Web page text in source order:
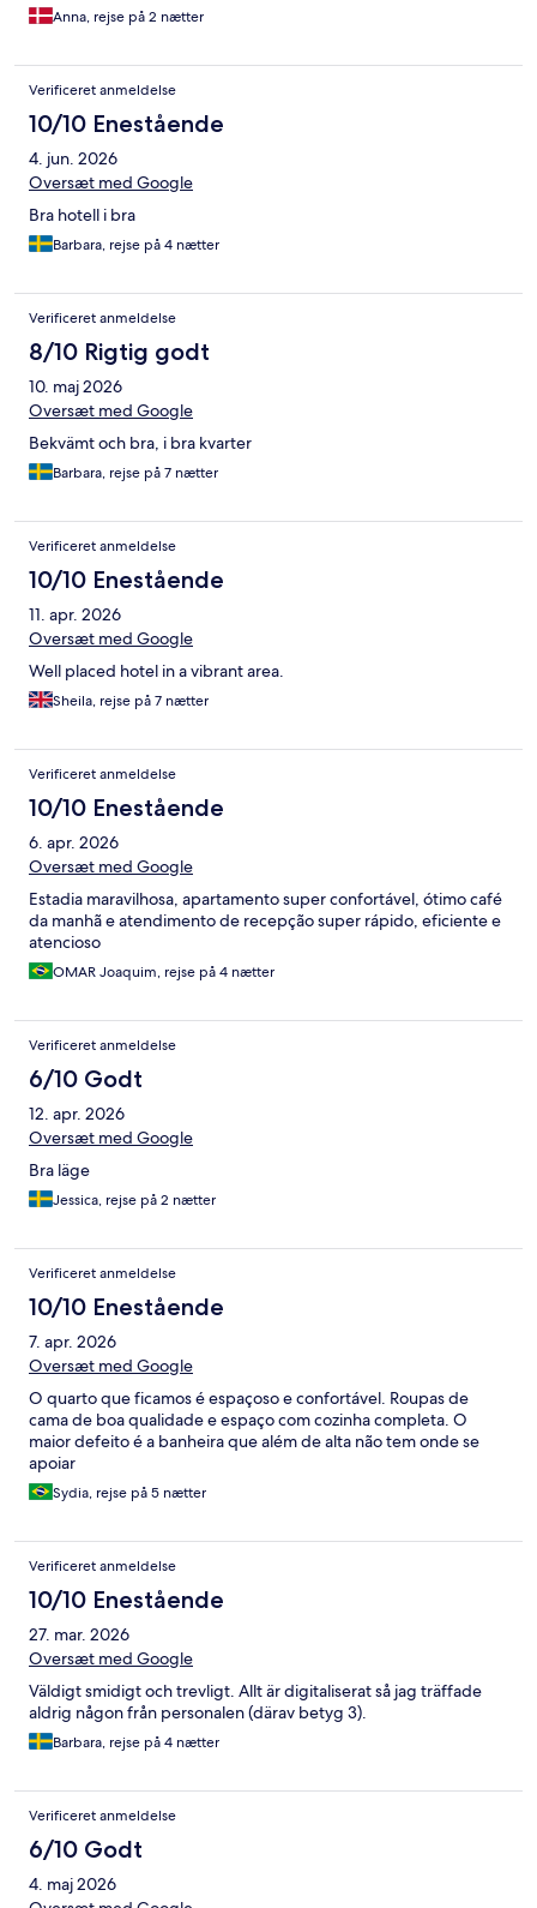
Anna, rejse på 2 nætter
Verificeret anmeldelse
10/10 Enestående
4. jun. 2026
Oversæt med Google
Bra hotell i bra
Barbara, rejse på 4 nætter
Verificeret anmeldelse
8/10 Rigtig godt
10. maj 2026
Oversæt med Google
Bekvämt och bra, i bra kvarter
Barbara, rejse på 7 nætter
Verificeret anmeldelse
10/10 Enestående
11. apr. 2026
Oversæt med Google
Well placed hotel in a vibrant area.
Sheila, rejse på 7 nætter
Verificeret anmeldelse
10/10 Enestående
6. apr. 2026
Oversæt med Google
Estadia maravilhosa, apartamento super confortável, ótimo café
da manhã e atendimento de recepção super rápido, eficiente e
atencioso
OMAR Joaquim, rejse på 4 nætter
Verificeret anmeldelse
6/10 Godt
12. apr. 2026
Oversæt med Google
Bra läge
Jessica, rejse på 2 nætter
Verificeret anmeldelse
10/10 Enestående
7. apr. 2026
Oversæt med Google
O quarto que ficamos é espaçoso e confortável. Roupas de
cama de boa qualidade e espaço com cozinha completa. O
maior defeito é a banheira que além de alta não tem onde se
apoiar
Sydia, rejse på 5 nætter
Verificeret anmeldelse
10/10 Enestående
27. mar. 2026
Oversæt med Google
Väldigt smidigt och trevligt. Allt är digitaliserat så jag träffade
aldrig någon från personalen (därav betyg 3).
Barbara, rejse på 4 nætter
Verificeret anmeldelse
6/10 Godt
4. maj 2026